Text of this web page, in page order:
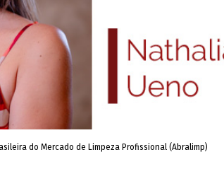
do Mercado de Limpeza Profissional (Abralimp)